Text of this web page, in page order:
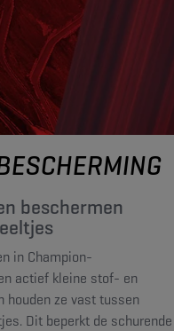
beschermen
in Champion-
actief kleine stof- en
houden ze vast tussen
Dit beperkt de schurende